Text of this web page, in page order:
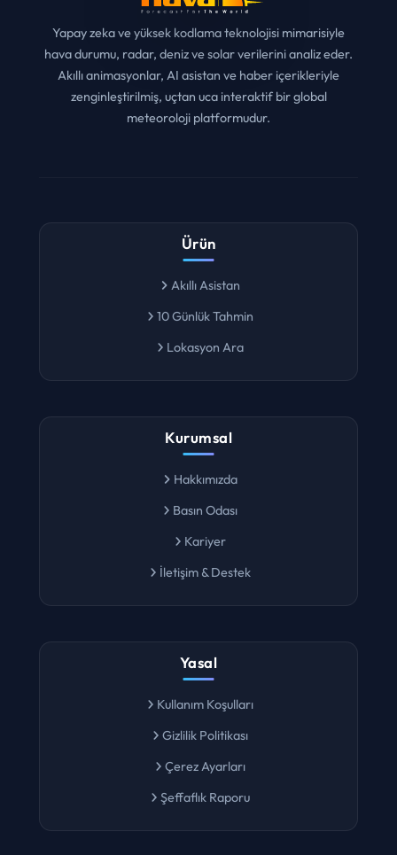
Yapay zeka ve yüksek kodlama teknolojisi mimarisiyle
hava durumu, radar, deniz ve solar verilerini analiz eder.
Akıllı animasyonlar, AI asistan ve haber içerikleriyle
zenginleştirilmiş, uçtan uca interaktif bir global
meteoroloji platformudur.
Ürün
Akıllı Asistan
10 Günlük Tahmin
Lokasyon Ara
Kurumsal
Hakkımızda
Basın Odası
Kariyer
İletişim & Destek
Yasal
Kullanım Koşulları
Gizlilik Politikası
Çerez Ayarları
Şeffaflık Raporu